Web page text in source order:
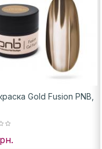
Gold Fusion PNB,